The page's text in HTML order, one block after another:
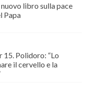
libro sulla pace
Papa
15. Polidoro: “Lo
il cervello e la